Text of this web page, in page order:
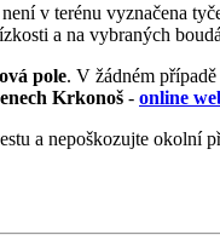
v terénu vyznačena
a na vybraných
pole. V žádném
Krkonoš - online
a nepoškozujte okolní